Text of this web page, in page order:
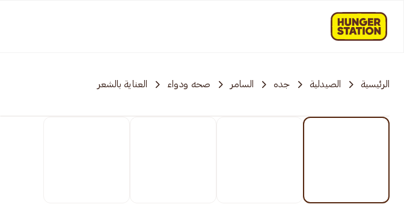
الرئيسية الصيدلية جده السامر صحه ودواء العناية بالشعر